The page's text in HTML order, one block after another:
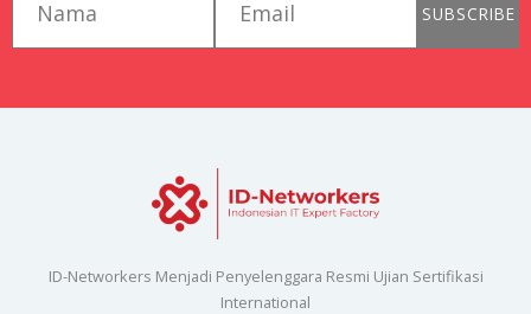
SUBSCRIBE
ID-Networkers Menjadi Penyelenggara Resmi Ujian Sertifikasi
International